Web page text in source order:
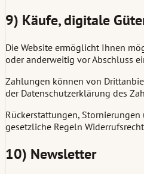
9) Käufe, digitale
Die Website ermöglicht Ihnen
oder anderweitig vor Abschluss
Zahlungen können von
der Datenschutzerklärung des
Rückerstattungen,
gesetzliche Regeln
10) Newsletter